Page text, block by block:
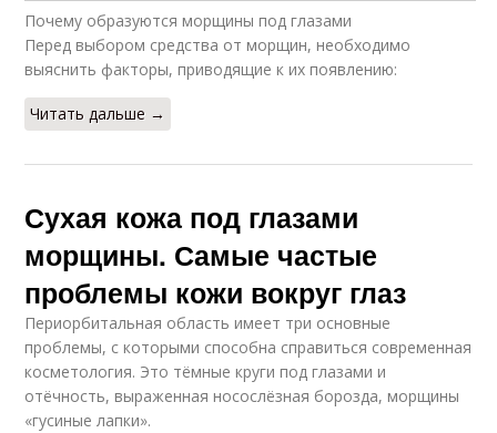
Почему образуются морщины под глазами
Перед выбором средства от морщин, необходимо
выяснить факторы, приводящие к их появлению:
Читать дальше →
Сухая кожа под глазами
морщины. Самые частые
проблемы кожи вокруг глаз
Периорбитальная область имеет три основные
проблемы, с которыми способна справиться современная
косметология. Это тёмные круги под глазами и
отёчность, выраженная носослёзная борозда, морщины
«гусиные лапки».